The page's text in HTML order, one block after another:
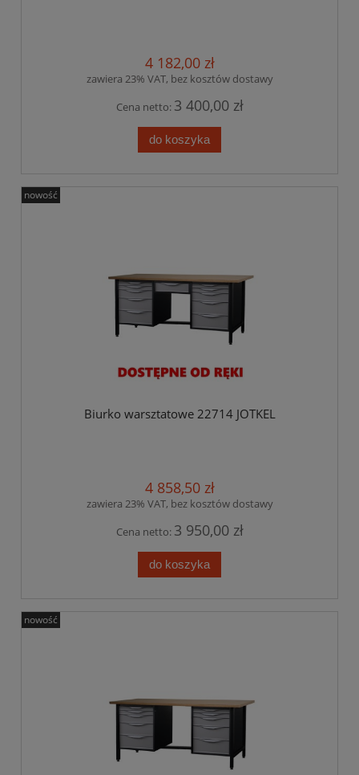
4 182,00 zł
zawiera 23% VAT, bez kosztów dostawy
Cena netto: 3 400,00 zł
do koszyka
Biurko warsztatowe 22714 JOTKEL
4 858,50 zł
zawiera 23% VAT, bez kosztów dostawy
Cena netto: 3 950,00 zł
do koszyka
nowość
nowość